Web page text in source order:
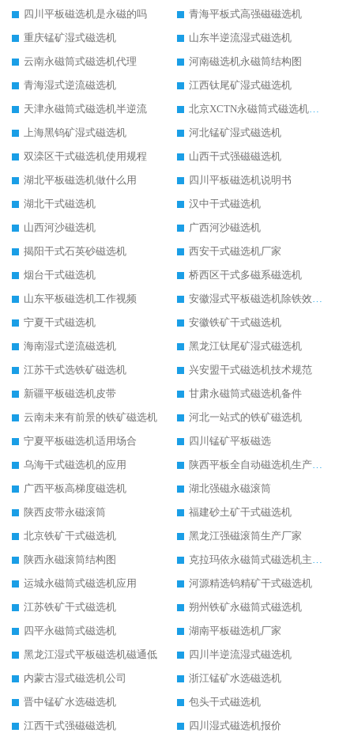
四川平板磁选机是永磁的吗
青海平板式高强磁磁选机
重庆锰矿湿式磁选机
山东半逆流湿式磁选机
云南永磁筒式磁选机代理
河南磁选机永磁筒结构图
青海湿式逆流磁选机
江西钛尾矿湿式磁选机
天津永磁筒式磁选机半逆流
北京XCTN永磁筒式磁选机磁块位置
上海黑钨矿湿式磁选机
河北锰矿湿式磁选机
双滦区干式磁选机使用规程
山西干式强磁磁选机
湖北平板磁选机做什么用
四川平板磁选机说明书
湖北干式磁选机
汉中干式磁选机
山西河沙磁选机
广西河沙磁选机
揭阳干式石英砂磁选机
西安干式磁选机厂家
烟台干式磁选机
桥西区干式多磁系磁选机
山东平板磁选机工作视频
安徽湿式平板磁选机除铁效果怎么样
宁夏干式磁选机
安徽铁矿干式磁选机
海南湿式逆流磁选机
黑龙江钛尾矿湿式磁选机
江苏干式选铁矿磁选机
兴安盟干式磁选机技术规范
新疆平板磁选机皮带
甘肃永磁筒式磁选机备件
云南未来有前景的铁矿磁选机
河北一站式的铁矿磁选机
宁夏平板磁选机适用场合
四川锰矿平板磁选
乌海干式磁选机的应用
陕西平板全自动磁选机生产厂家
广西平板高梯度磁选机
湖北强磁永磁滚筒
陕西皮带永磁滚筒
福建砂土矿干式磁选机
北京铁矿干式磁选机
黑龙江强磁滚筒生产厂家
陕西永磁滚筒结构图
克拉玛依永磁筒式磁选机主要技术参数
运城永磁筒式磁选机应用
河源精选钨精矿干式磁选机
江苏铁矿干式磁选机
朔州铁矿永磁筒式磁选机
四平永磁筒式磁选机
湖南平板磁选机厂家
黑龙江湿式平板磁选机磁通低
四川半逆流湿式磁选机
内蒙古湿式磁选机公司
浙江锰矿水选磁选机
晋中锰矿水选磁选机
包头干式磁选机
江西干式强磁磁选机
四川湿式磁选机报价